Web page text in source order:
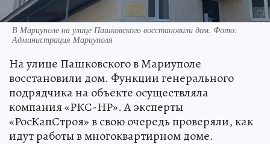
В Мариуполе на улице Пашковского восстановили дом. Фото:
Администрация Мариуполя
На улице Пашковского в Мариуполе
восстановили дом. Функции генерального
подрядчика на объекте осуществляла
компания «РКС-НР». А эксперты
«РосКапСтроя» в свою очередь проверяли, как
идут работы в многоквартирном доме.